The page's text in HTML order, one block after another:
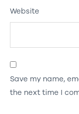
Website
Save my name,
the next time I